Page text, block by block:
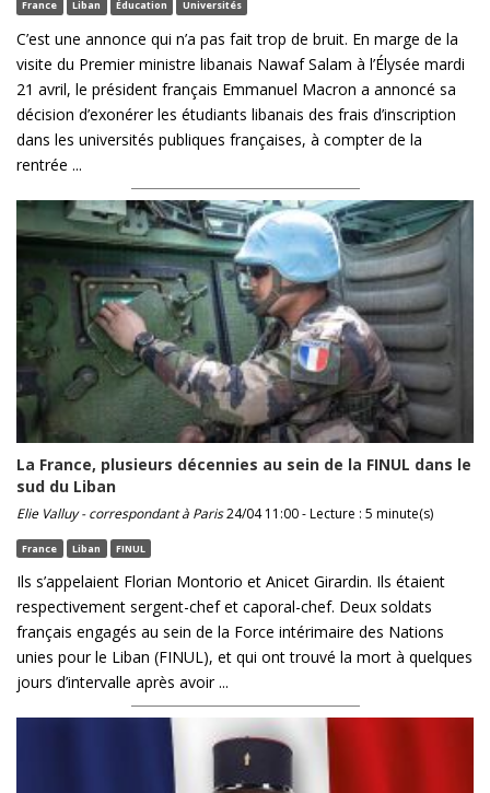
France Liban Éducation Universités
C’est une annonce qui n’a pas fait trop de bruit. En marge de la
visite du Premier ministre libanais Nawaf Salam à l’Élysée mardi
21 avril, le président français Emmanuel Macron a annoncé sa
décision d’exonérer les étudiants libanais des frais d’inscription
dans les universités publiques françaises, à compter de la
rentrée ...
La France, plusieurs décennies au sein de la FINUL dans le
sud du Liban
Elie Valluy - correspondant à Paris24/04 11:00 - Lecture : 5 minute(s)
France Liban FINUL
Ils s’appelaient Florian Montorio et Anicet Girardin. Ils étaient
respectivement sergent-chef et caporal-chef. Deux soldats
français engagés au sein de la Force intérimaire des Nations
unies pour le Liban (FINUL), et qui ont trouvé la mort à quelques
jours d’intervalle après avoir ...